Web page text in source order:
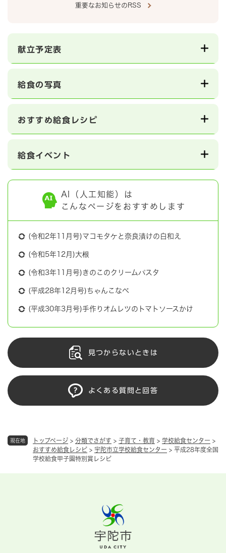
現在地 トップページ > 分類でさがす > 子育て・教育 > 学校給食センター >
おすすめ給食レシピ > 宇陀市立学校給食センター > 平成28年度全国
学校給食甲子園特別賞レシピ
重要なお知らせのRSS
献立予定表
給食の写真
おすすめ給食レシピ
給食イベント
AI（人工知能）は
こんなページをおすすめします
(令和2年11月号)マコモタケと奈良漬けの白和え
(令和5年12月)大根
(令和3年11月号)きのこのクリームパスタ
(平成28年12月号)ちゃんこなべ
(平成30年3月号)手作りオムレツのトマトソースかけ
見つからないときは
よくある質問と回答